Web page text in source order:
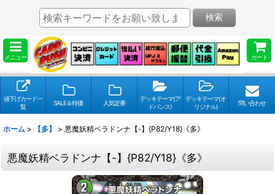
メニュー カート
検索
値下げカード一
覧
SALE＆特価 人気定番
デッキテーマ(ア
ドバンス)
デッキテーマ(オ
リジナル)
問い合わせ
ホーム > 【多】 > 悪魔妖精ベラドンナ【-】{P82/Y18}《多》
悪魔妖精ベラドンナ【-】{P82/Y18}《多》